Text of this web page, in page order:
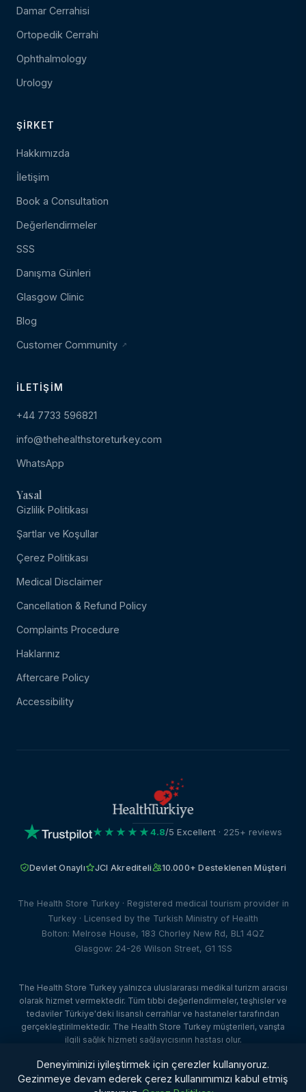
Damar Cerrahisi
Ortopedik Cerrahi
Ophthalmology
Urology
ŞIRKET
Hakkımızda
İletişim
Book a Consultation
Değerlendirmeler
SSS
Danışma Günleri
Glasgow Clinic
Blog
Customer Community
İLETIŞIM
+44 7733 596821
info@thehealthstoreturkey.com
WhatsApp
Yasal
Gizlilik Politikası
Şartlar ve Koşullar
Çerez Politikası
Medical Disclaimer
Cancellation & Refund Policy
Complaints Procedure
Haklarınız
Aftercare Policy
Accessibility
★★★★★4.8/5 Excellent · 225+ reviews
Devlet Onaylı JCI Akrediteli 10.000+ Desteklenen Müşteri
The Health Store Turkey · Registered medical tourism provider in
Turkey · Licensed by the Turkish Ministry of Health
Bolton: Melrose House, 183 Chorley New Rd, BL1 4QZ
Glasgow: 24-26 Wilson Street, G1 1SS
The Health Store Turkey yalnızca uluslararası medikal turizm aracısı
olarak hizmet vermektedir. Tüm tıbbi değerlendirmeler, teşhisler ve
tedaviler Türkiye'deki lisanslı cerrahlar ve hastaneler tarafından
gerçekleştirilmektedir. The Health Store Turkey müşterileri, varışta
ilgili sağlık hizmeti sağlayıcısının hastası olur.
Dataface Ltd ·Client Portal
Deneyiminizi iyileştirmek için çerezler kullanıyoruz.
Gezinmeye devam ederek çerez kullanımımızı kabul etmiş